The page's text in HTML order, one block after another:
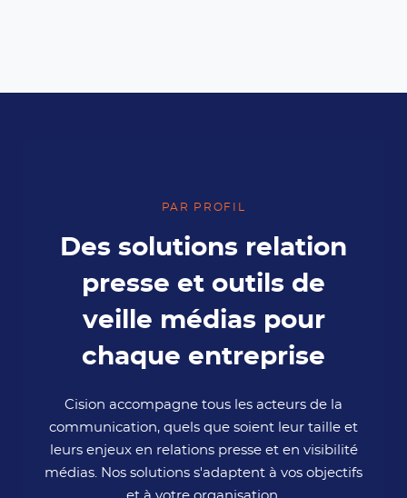
PAR PROFIL
Des solutions relation
presse et outils de
veille médias pour
chaque entreprise
Cision accompagne tous les acteurs de la
communication, quels que soient leur taille et
leurs enjeux en relations presse et en visibilité
médias. Nos solutions s'adaptent à vos objectifs